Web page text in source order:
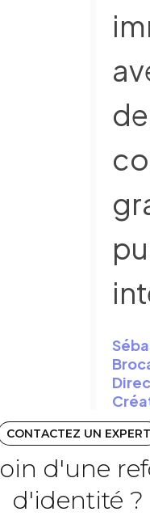
CONTACTEZ UN EXPERT
d'une
d'identité ?